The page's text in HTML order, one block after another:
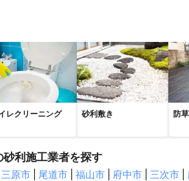
市 丸亀市 善通寺市 宇多津町 琴平
川町 高松市 三木町 土庄町 さぬき市
坂町 熊野町 廿日市市 江田島市 安
安芸高田市 竹原市
神石高原町 福山市
レクリーニング 砂利敷き 防
利施工業者を探す
三原市 尾道市 福山市 府中市 三次市